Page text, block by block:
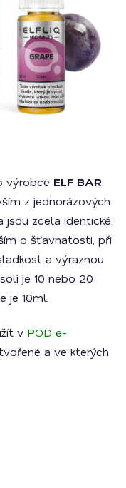
výrobce ELF BAR
z jednorázových
zcela identické.
o šťavnatosti, při
a výraznou
je 10 nebo 20
je 10ml.
v POD e-
a ve kterých